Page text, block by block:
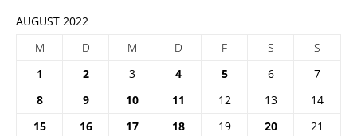
AUGUST 2022
M
D M D F S
S
1
2 3 4 5 6
7
8
9 10 11 12 13
14
15
16 17 18 19 20 21